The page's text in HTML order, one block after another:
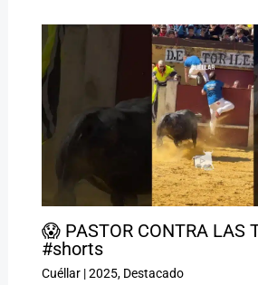
😱 PASTOR CONTRA LAS
#shorts
Cuéllar|2025, Destacado